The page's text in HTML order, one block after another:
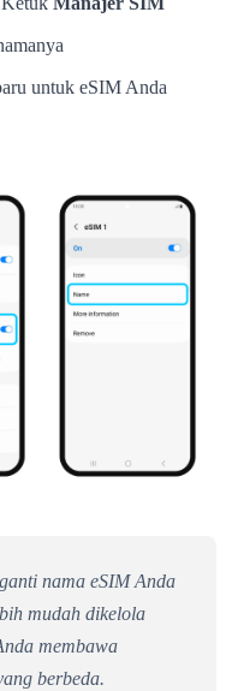
untuk eSIM Anda
nama eSIM Anda
mudah dikelola
membawa
berbeda.